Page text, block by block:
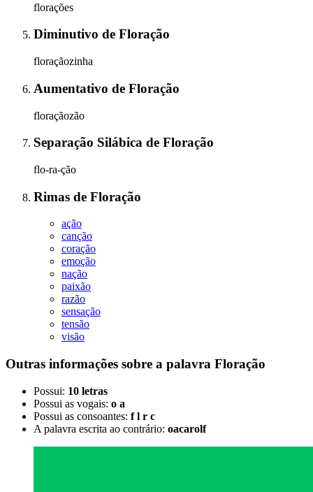
florações
Diminutivo de Floração
floraçãozinha
Aumentativo de Floração
floraçãozão
Separação Silábica de Floração
flo-ra-ção
Rimas de Floração
ação
canção
coração
emoção
nação
paixão
razão
sensação
tensão
visão
Outras informações sobre a palavra Floração
Possui: 10 letras
Possui as vogais: o a
Possui as consoantes: f l r c
A palavra escrita ao contrário: oacarolf